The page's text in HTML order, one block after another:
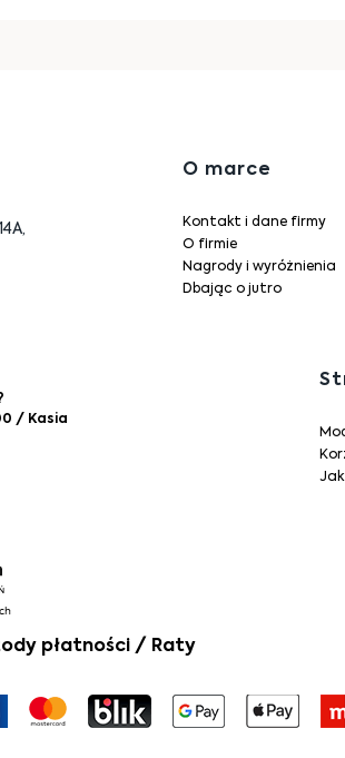
/ Kasia
O marce
Kontakt i dane firmy
O firmie
Nagrody i wyróżnienia
Dbając o jutro
płatności / Raty